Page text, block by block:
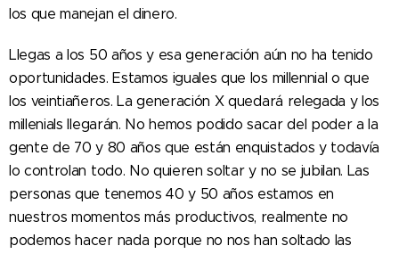
los que manejan el dinero.
Llegas a los 50 años y esa generación aún no ha tenido
oportunidades. Estamos iguales que los millennial o que
los veintiañeros. La generación X quedará relegada y los
millenials llegarán. No hemos podido sacar del poder a la
gente de 70 y 80 años que están enquistados y todavía
lo controlan todo. No quieren soltar y no se jubilan. Las
personas que tenemos 40 y 50 años estamos en
nuestros momentos más productivos, realmente no
podemos hacer nada porque no nos han soltado las